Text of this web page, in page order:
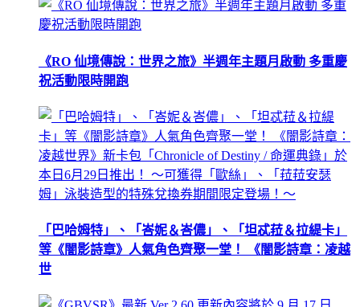
《RO 仙境傳說：世界之旅》半週年主題月啟動 多重慶
祝活動限時開跑
「巴哈姆特」、「峇妮＆峇儂」、「坦忒菈＆拉緹卡」
等《闇影詩章》人氣角色齊聚一堂！ 《闇影詩章：凌越
世